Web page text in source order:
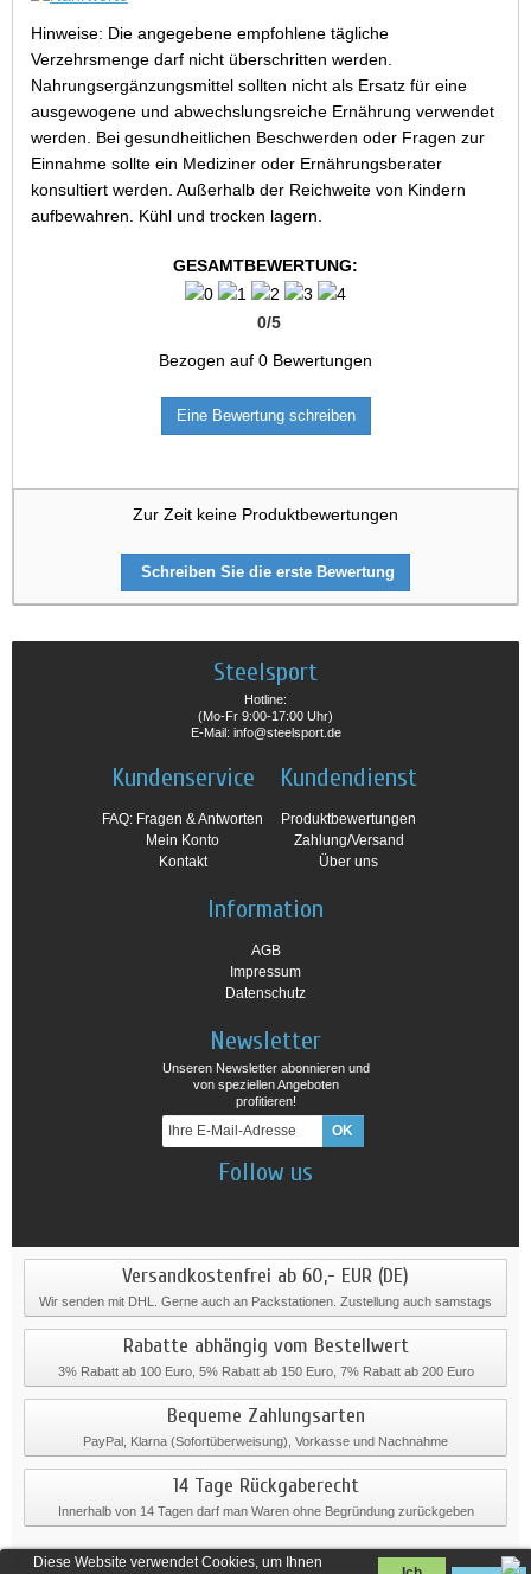
Diese Website verwendet Cookies, um Ihnen
Hinweise: Die angegebene empfohlene tägliche
Verzehrsmenge darf nicht überschritten werden.
Nahrungsergänzungsmittel sollten nicht als Ersatz für eine
ausgewogene und abwechslungsreiche Ernährung verwendet
werden. Bei gesundheitlichen Beschwerden oder Fragen zur
Einnahme sollte ein Mediziner oder Ernährungsberater
konsultiert werden. Außerhalb der Reichweite von Kindern
aufbewahren. Kühl und trocken lagern.
GESAMTBEWERTUNG:
0/5
Bezogen auf 0 Bewertungen
Eine Bewertung schreiben
Zur Zeit keine Produktbewertungen
Schreiben Sie die erste Bewertung
Steelsport
Hotline:
(Mo-Fr 9:00-17:00 Uhr)
E-Mail: info@steelsport.de
Kundenservice
FAQ: Fragen & Antworten
Mein Konto
Kontakt
Kundendienst
Produktbewertungen
Zahlung/Versand
Über uns
Information
AGB
Impressum
Datenschutz
Newsletter
Unseren Newsletter abonnieren und
von speziellen Angeboten
profitieren!
Follow us
Versandkostenfrei ab 60,- EUR (DE)
Wir senden mit DHL. Gerne auch an Packstationen. Zustellung auch samstags
Rabatte abhängig vom Bestellwert
3% Rabatt ab 100 Euro, 5% Rabatt ab 150 Euro, 7% Rabatt ab 200 Euro
Bequeme Zahlungsarten
PayPal, Klarna (Sofortüberweisung), Vorkasse und Nachnahme
14 Tage Rückgaberecht
Innerhalb von 14 Tagen darf man Waren ohne Begründung zurückgeben